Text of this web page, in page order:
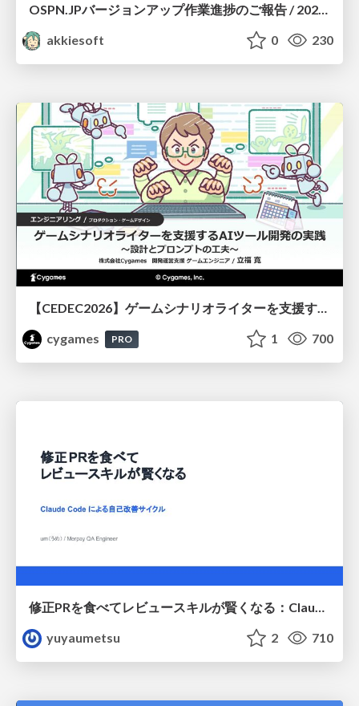
OSPN.JPバージョンアップ作業進捗のご報告 / 20260801-osc26kyoto
akkiesoft
0 230
【CEDEC2026】ゲームシナリオライターを支援するAIツール開発の実践 ― 設計とプロンプトの工夫 ―
cygames
PRO 1 700
yuyaumetsu
2 710